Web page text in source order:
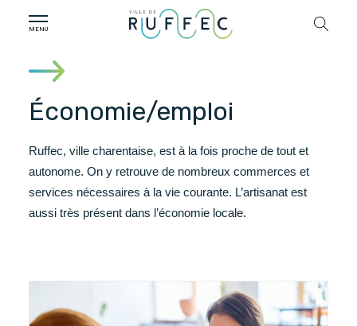
Économie/emploi
Ruffec, ville charentaise, est à la fois proche de tout et
autonome. On y retrouve de nombreux commerces et
services nécessaires à la vie courante. L’artisanat est
aussi très présent dans l’économie locale.